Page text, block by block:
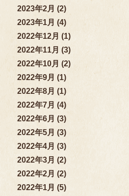
2023年2月 (2)
2023年1月 (4)
2022年12月 (1)
2022年11月 (3)
2022年10月 (2)
2022年9月 (1)
2022年8月 (1)
2022年7月 (4)
2022年6月 (3)
2022年5月 (3)
2022年4月 (3)
2022年3月 (2)
2022年2月 (2)
2022年1月 (5)